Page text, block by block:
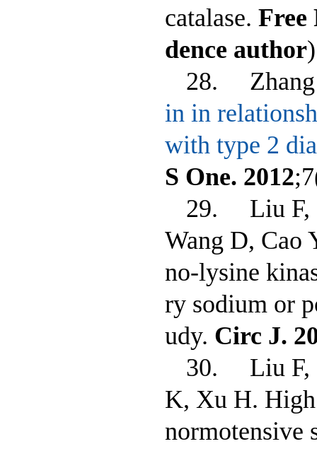
catalase. Free
dence author)
28. Zhang
in in
with type 2
S One. 2012
29. Liu F,
Wang D, Cao
no-lysine
ry sodium or
udy. Circ J.
30. Liu F,
K, Xu H. High
normotensive